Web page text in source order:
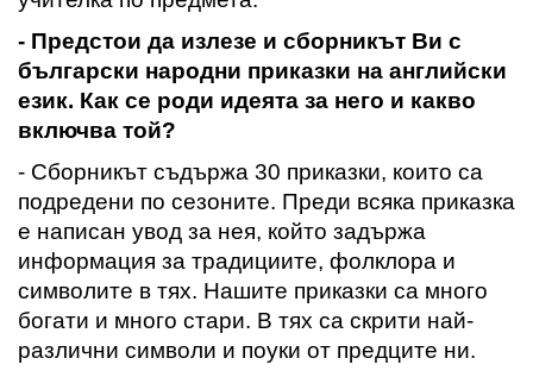
- Предстои да излезе и сборникът Ви с
български народни приказки на английски
език. Как се роди идеята за него и какво
включва той?
- Сборникът съдържа 30 приказки, които са
подредени по сезоните. Преди всяка приказка
е написан увод за нея, който задържа
информация за традициите, фолклора и
символите в тях. Нашите приказки са много
богати и много стари. В тях са скрити най-
различни символи и поуки от предците ни.